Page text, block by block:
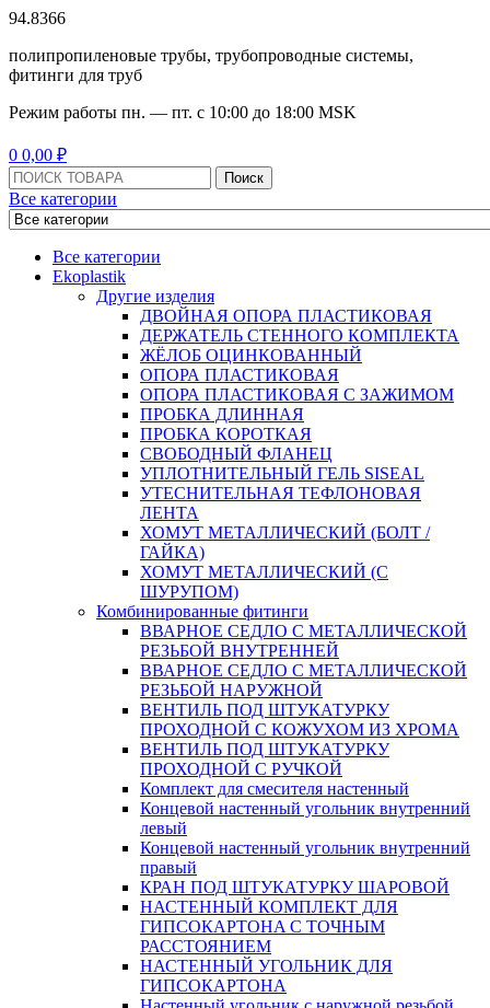
94.8366
полипропиленовые трубы, трубопроводные системы,
фитинги для труб
Режим работы пн. — пт. с 10:00 до 18:00 MSK
0 0,00 ₽
Поиск:
Поиск
Все категории
Все категории
Ekoplastik
Другие изделия
ДВОЙНАЯ ОПОРА ПЛАСТИКОВАЯ
ДЕРЖАТЕЛЬ СТЕННОГО КОМПЛЕКТА
ЖЁЛОБ ОЦИНКОВАННЫЙ
ОПОРА ПЛАСТИКОВАЯ
ОПОРА ПЛАСТИКОВАЯ С ЗАЖИМОМ
ПРОБКА ДЛИННАЯ
ПРОБКА КОРОТКАЯ
СВОБОДНЫЙ ФЛАНЕЦ
УПЛОТНИТЕЛЬНЫЙ ГЕЛЬ SISEAL
УТЕСНИТЕЛЬНАЯ ТЕФЛОНОВАЯ
ЛЕНТА
ХОМУТ МЕТАЛЛИЧЕСКИЙ (БОЛТ /
ГАЙКА)
ХОМУТ МЕТАЛЛИЧЕСКИЙ (С
ШУРУПОМ)
Комбинированные фитинги
ВВАРНОЕ СЕДЛО С МЕТАЛЛИЧЕСКОЙ
РЕЗЬБОЙ ВНУТРЕННЕЙ
ВВАРНОЕ СЕДЛО С МЕТАЛЛИЧЕСКОЙ
РЕЗЬБОЙ НАРУЖНОЙ
ВЕНТИЛЬ ПОД ШТУКАТУРКУ
ПРОХОДНОЙ С КОЖУХОМ ИЗ ХРОМА
ВЕНТИЛЬ ПОД ШТУКАТУРКУ
ПРОХОДНОЙ С РУЧКОЙ
Комплект для смесителя настенный
Концевой настенный угольник внутренний
левый
Концевой настенный угольник внутренний
правый
КРАН ПОД ШТУКАТУРКУ ШАРОВОЙ
НАСТЕННЫЙ КОМПЛЕКТ ДЛЯ
ГИПСОКАРТОНA С ТОЧНЫМ
РАССТОЯНИЕМ
НАСТЕННЫЙ УГОЛЬНИК ДЛЯ
ГИПСОКАРТОНА